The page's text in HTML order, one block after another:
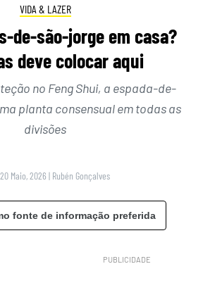
VIDA & LAZER
de-são-jorge em casa?
deve colocar aqui
no Feng Shui, a espada-de-
planta consensual em todas as
divisões
Maio, 2026 | Rubén Gonçalves
fonte de informação preferida